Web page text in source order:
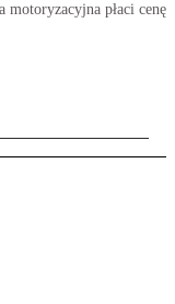
motoryzacyjna płaci cenę